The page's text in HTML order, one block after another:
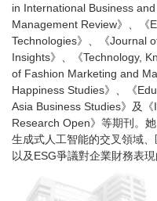
in International Business
Management Review》、《
Technologies》、《Journal
Insights》、《Technology,
of Fashion Marketing and
Happiness Studies》、《
Asia Business Studies》及
Research Open》等期刊。
生成式人工智能的交叉領域
以及ESG爭議對企業財務表現